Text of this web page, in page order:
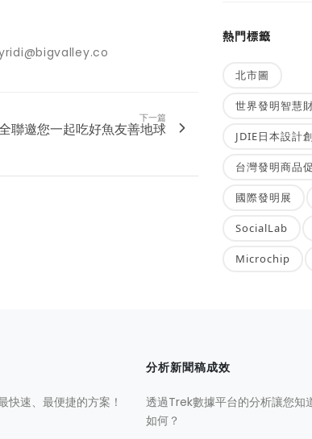
下一篇
聯邀您一起吃好魚友善地球
熱門標籤
北市圖
世界發明智慧
JDIE日本設計
台灣發明商品
國際發明展
SocialLab
Microchip
快速、最便捷的方案！
分析新聞稿成效
透過Trek數據平台的分析讓您知
如何？